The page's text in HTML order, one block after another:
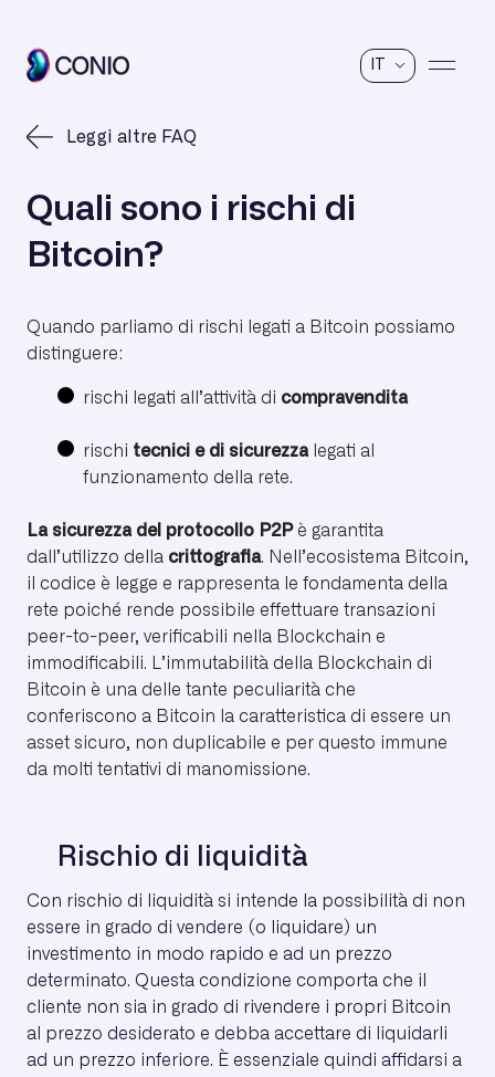
IT
Leggi altre FAQ
Quali sono i rischi di
Bitcoin?
Quando parliamo di rischi legati a Bitcoin possiamo
distinguere:
rischi legati all’attività di compravendita
rischi tecnici e di sicurezzalegati al
funzionamento della rete.
La sicurezza del protocollo P2Pè garantita
dall’utilizzo della crittografia. Nell’ecosistema Bitcoin,
il codice è legge e rappresenta le fondamenta della
rete poiché rende possibile effettuare transazioni
peer-to-peer, verificabili nella Blockchain e
immodificabili. L’immutabilità della Blockchain di
Bitcoin è una delle tante peculiarità che
conferiscono a Bitcoin la caratteristica di essere un
asset sicuro, non duplicabile e per questo immune
da molti tentativi di manomissione.
Rischio di liquidità
Con rischio di liquidità si intende la possibilità di non
essere in grado di vendere (o liquidare) un
investimento in modo rapido e ad un prezzo
determinato. Questa condizione comporta che il
cliente non sia in grado di rivendere i propri Bitcoin
al prezzo desiderato e debba accettare di liquidarli
ad un prezzo inferiore. È essenziale quindi affidarsi a